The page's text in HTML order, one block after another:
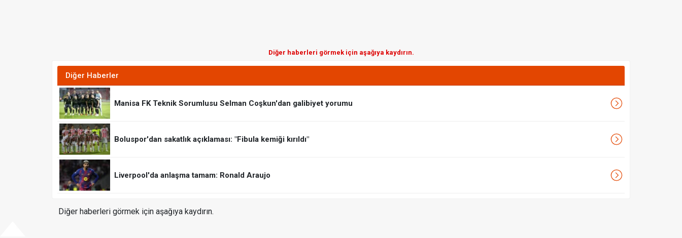
Diğer haberleri görmek için aşağıya kaydırın.
Diğer Haberler
Manisa FK Teknik Sorumlusu Selman Coşkun'dan galibiyet yorumu
Boluspor'dan sakatlık açıklaması: "Fibula kemiği kırıldı"
Liverpool'da anlaşma tamam: Ronald Araujo
Diğer haberleri görmek için aşağıya kaydırın.